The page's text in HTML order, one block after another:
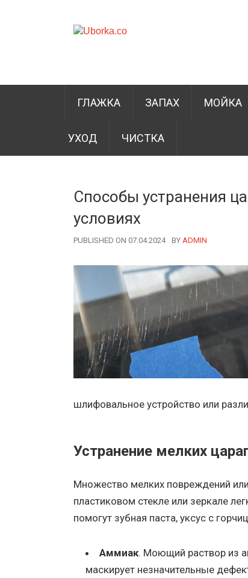
ГЛАЖКА ЗАПАХ МОЙКА
УХОД ЧИСТКА
Способы устранения
условиях
PUBLISHED ON 07.04.2024 BY AUTHOR
ADMIN
шлифовальное устройство или
Устранение мелких
Множество мелких повреждений
пластиковом стекле или зеркале
помогут зубная паста, уксус с
Аммиак. Моющий раствор из
маскирует незначительные